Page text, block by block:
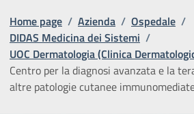
Home page / Azienda / Ospedale /
DIDAS Medicina dei Sistemi /
UOC Dermatologia (Clinica
Centro per la diagnosi avanzata e la
altre patologie cutanee